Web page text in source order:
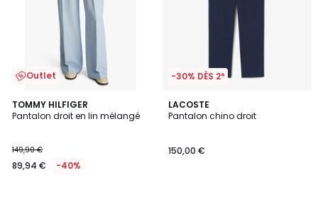
Outlet
TOMMY HILFIGER
Pantalon droit en lin mélangé
149,90 €
89,94 € -40%
-30% DÈS 2*
LACOSTE
Pantalon chino droit
150,00 €